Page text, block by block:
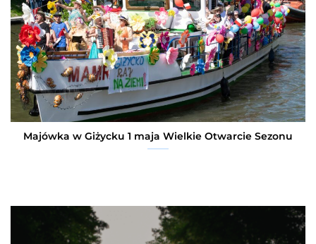
Majówka w Giżycku 1 maja Wielkie Otwarcie Sezonu